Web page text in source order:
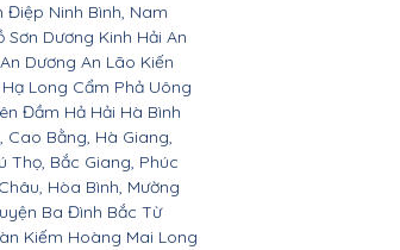
Điệp Ninh Bình, Nam
Dương Kinh Hải An
Dương An Lão Kiến
Long Cẩm Phả Uông
Đầm Hả Hải Hà Bình
Cao Bằng, Hà Giang,
Thọ, Bắc Giang, Phúc
Hòa Bình, Mường
Ba Đình Bắc Từ
Kiếm Hoàng Mai Long